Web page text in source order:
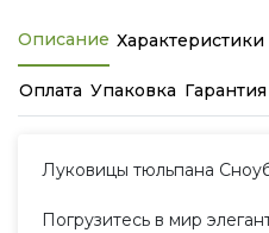
Описание Характеристики
Оплата Упаковка Гарантия
Луковицы тюльпана
Погрузитесь в мир